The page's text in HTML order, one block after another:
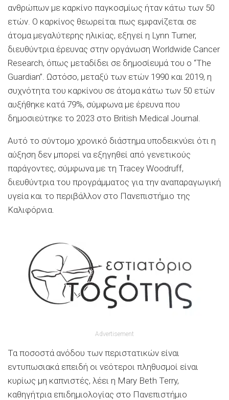
ανθρώπων με καρκίνο παγκοσμίως ήταν κάτω των 50
ετών. Ο καρκίνος θεωρείται πως εμφανίζεται σε
άτομα μεγαλύτερης ηλικίας, εξηγεί η Lynn Turner,
διευθύντρια έρευνας στην οργάνωση Worldwide Cancer
Research, όπως μεταδίδει σε δημοσίευμά του ο “The
Guardian”. Ωστόσο, μεταξύ των ετών 1990 και 2019, η
συχνότητα του καρκίνου σε άτομα κάτω των 50 ετών
αυξήθηκε κατά 79%, σύμφωνα με έρευνα που
δημοσιεύτηκε το 2023 στο British Medical Journal.
Αυτό το σύντομο χρονικό διάστημα υποδεικνύει ότι η
αύξηση δεν μπορεί να εξηγηθεί από γενετικούς
παράγοντες, σύμφωνα με τη Tracey Woodruff,
διευθύντρια του προγράμματος για την αναπαραγωγική
υγεία και το περιβάλλον στο Πανεπιστήμιο της
Καλιφόρνια.
Advertisement
Τα ποσοστά ανόδου των περιστατικών είναι
εντυπωσιακά επειδή οι νεότεροι πληθυσμοί είναι
κυρίως μη καπνιστές, λέει η Mary Beth Terry,
καθηγήτρια επιδημιολογίας στο Πανεπιστήμιο